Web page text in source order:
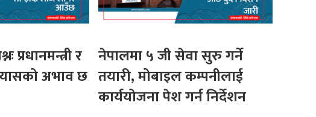
प्रधानमन्त्री र
अभाव छ
नेपालमा ५ जी सेवा सुरु गर्ने
तयारी, मोबाइल कम्पनीलाई
कार्ययोजना पेश गर्न निर्देशन